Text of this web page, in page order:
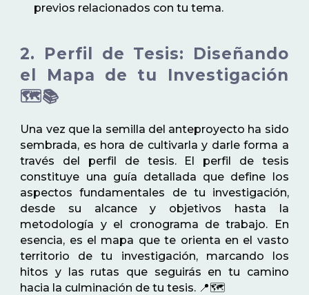
previos relacionados con tu tema.
2. Perfil de Tesis: Diseñando
el Mapa de tu Investigación
🗺️📚
Una vez que la semilla del anteproyecto ha sido
sembrada, es hora de cultivarla y darle forma a
través del perfil de tesis. El perfil de tesis
constituye una guía detallada que define los
aspectos fundamentales de tu investigación,
desde su alcance y objetivos hasta la
metodología y el cronograma de trabajo. En
esencia, es el mapa que te orienta en el vasto
territorio de tu investigación, marcando los
hitos y las rutas que seguirás en tu camino
hacia la culminación de tu tesis. 📍🗺️